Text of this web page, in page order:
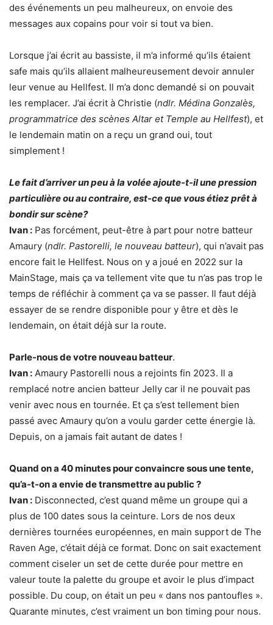
des événements un peu malheureux, on envoie des
messages aux copains pour voir si tout va bien.
Lorsque j’ai écrit au bassiste, il m’a informé qu’ils étaient
safe mais qu’ils allaient malheureusement devoir annuler
leur venue au Hellfest. Il m’a donc demandé si on pouvait
les remplacer. J’ai écrit à Christie (ndlr. Médina Gonzalès,
programmatrice des scènes Altar et Temple au Hellfest), et
le lendemain matin on a reçu un grand oui, tout
simplement !
Le fait d’arriver un peu à la volée ajoute-t-il une pression
particulière ou au contraire, est-ce que vous étiez prêt à
bondir sur scène?
Ivan : Pas forcément, peut-être à part pour notre batteur
Amaury (ndlr. Pastorelli, le nouveau batteur), qui n’avait pas
encore fait le Hellfest. Nous on y a joué en 2022 sur la
MainStage, mais ça va tellement vite que tu n’as pas trop le
temps de réfléchir à comment ça va se passer. Il faut déjà
essayer de se rendre disponible pour y être et dès le
lendemain, on était déjà sur la route.
Parle-nous de votre nouveau batteur.
Ivan : Amaury Pastorelli nous a rejoints fin 2023. Il a
remplacé notre ancien batteur Jelly car il ne pouvait pas
venir avec nous en tournée. Et ça s’est tellement bien
passé avec Amaury qu’on a voulu garder cette énergie là.
Depuis, on a jamais fait autant de dates !
Quand on a 40 minutes pour convaincre sous une tente,
qu’a-t-on a envie de transmettre au public ?
Ivan : Disconnected, c’est quand même un groupe qui a
plus de 100 dates sous la ceinture. Lors de nos deux
dernières tournées européennes, en main support de The
Raven Age, c’était déjà ce format. Donc on sait exactement
comment ciseler un set de cette durée pour mettre en
valeur toute la palette du groupe et avoir le plus d’impact
possible. Du coup, on était un peu « dans nos pantoufles ».
Quarante minutes, c’est vraiment un bon timing pour nous.